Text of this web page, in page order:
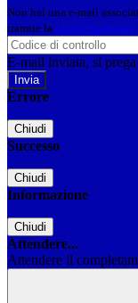
Non hai una e-mail
tramite la Login Spaggiari
E-mail inviata, si
Errore
Chiudi
Successo
Chiudi
Informazione
Chiudi
Attendere...
Attendere il